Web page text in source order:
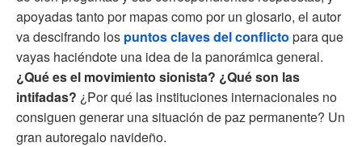
apoyadas tanto por mapas como por un glosario, el autor
va descifrando los puntos claves del conflicto para que
vayas haciéndote una idea de la panorámica general.
¿Qué es el movimiento sionista? ¿Qué son las
intifadas? ¿Por qué las instituciones internacionales no
consiguen generar una situación de paz permanente? Un
gran autoregalo navideño.